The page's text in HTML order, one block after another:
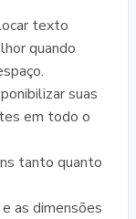
texto
quando
suas
em todo o
tanto quanto
as dimensões